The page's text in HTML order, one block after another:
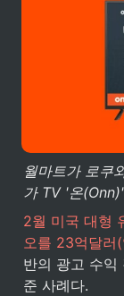
월마트가 로쿠
가 TV '온
2월 미국 대형
오를 23억달러
반의 광고 수익
준 사례다.